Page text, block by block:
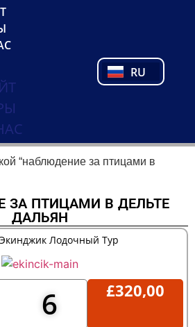
RU
PT
TR
“наблюдение за птицами в
ЗА ПТИЦАМИ В ДЕЛЬТЕ
ДАЛЬЯН
Лодочный Тур
6 £320,00